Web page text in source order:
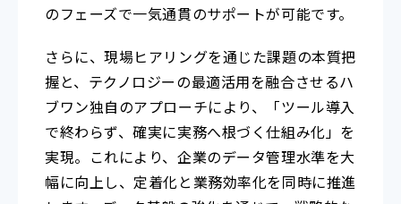
のフェーズで一気通貫のサポートが可能です。
さらに、現場ヒアリングを通じた課題の本質把
握と、テクノロジーの最適活用を融合させるハ
ブワン独自のアプローチにより、「ツール導入
で終わらず、確実に実務へ根づく仕組み化」を
実現。これにより、企業のデータ管理水準を大
幅に向上し、定着化と業務効率化を同時に推進